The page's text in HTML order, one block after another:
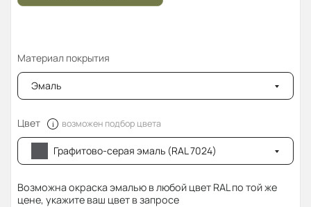
Материал покрытия
Эмаль
Цвет возможен подбор цвета
Графитово-серая эмаль (RAL 7024)
Возможна окраска эмалью в любой цвет RAL по той же
цене, укажите ваш цвет в запросе